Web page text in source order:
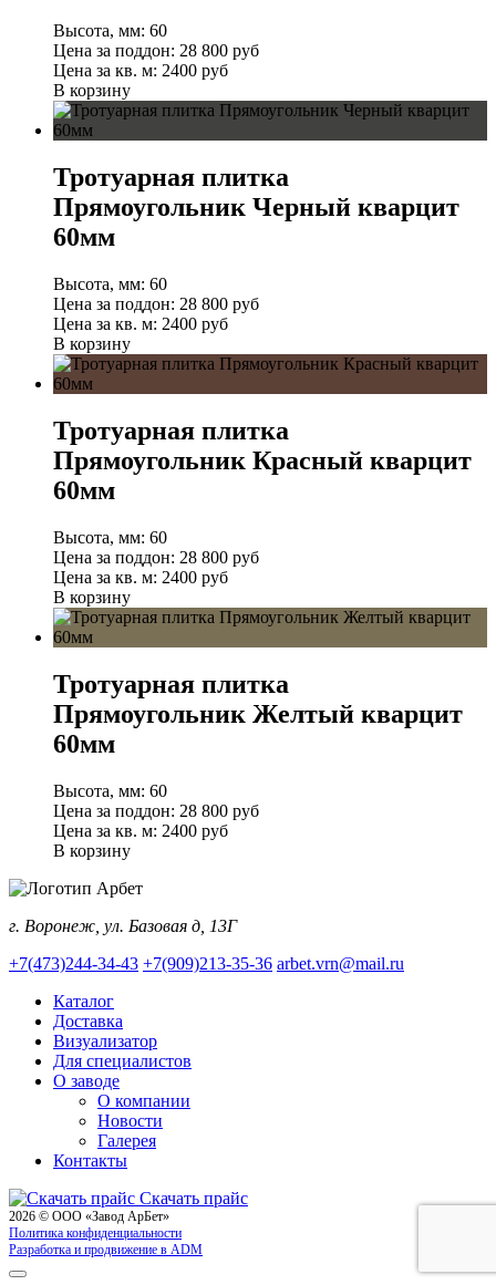
Высота, мм: 60
Цена за поддон: 28 800 руб
Цена за кв. м: 2400 руб
В корзину
Тротуарная плитка
Прямоугольник Черный кварцит
60мм
Высота, мм: 60
Цена за поддон: 28 800 руб
Цена за кв. м: 2400 руб
В корзину
Тротуарная плитка
Прямоугольник Красный кварцит
60мм
Высота, мм: 60
Цена за поддон: 28 800 руб
Цена за кв. м: 2400 руб
В корзину
Тротуарная плитка
Прямоугольник Желтый кварцит
60мм
Высота, мм: 60
Цена за поддон: 28 800 руб
Цена за кв. м: 2400 руб
В корзину
г. Воронеж, ул. Базовая д, 13Г
+7(473)244-34-43 +7(909)213-35-36 arbet.vrn@mail.ru
Каталог
Доставка
Визуализатор
Для специалистов
О заводе
О компании
Новости
Галерея
Контакты
Скачать прайс
2026 © ООО «Завод АрБет»
Политика конфиденциальности
Разработка и продвижение в ADM